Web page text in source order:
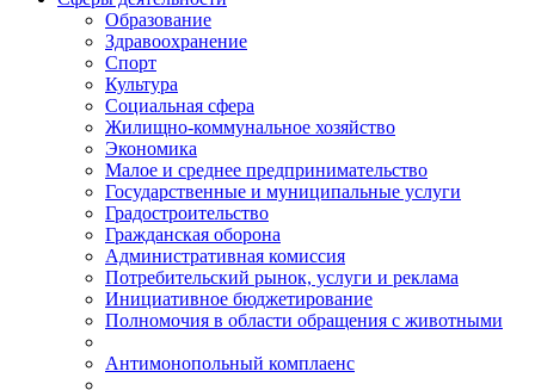
Образование
Здравоохранение
Спорт
Культура
Социальная сфера
Жилищно-коммунальное хозяйство
Экономика
Малое и среднее предпринимательство
Государственные и муниципальные услуги
Градостроительство
Гражданская оборона
Административная комиссия
Потребительский рынок, услуги и реклама
Инициативное бюджетирование
Полномочия в области обращения с животными
Антимонопольный комплаенс